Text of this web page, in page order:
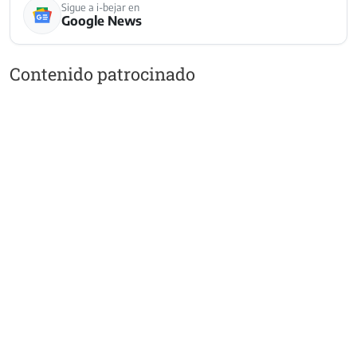
Sigue a i-bejar en
Google News
Contenido patrocinado